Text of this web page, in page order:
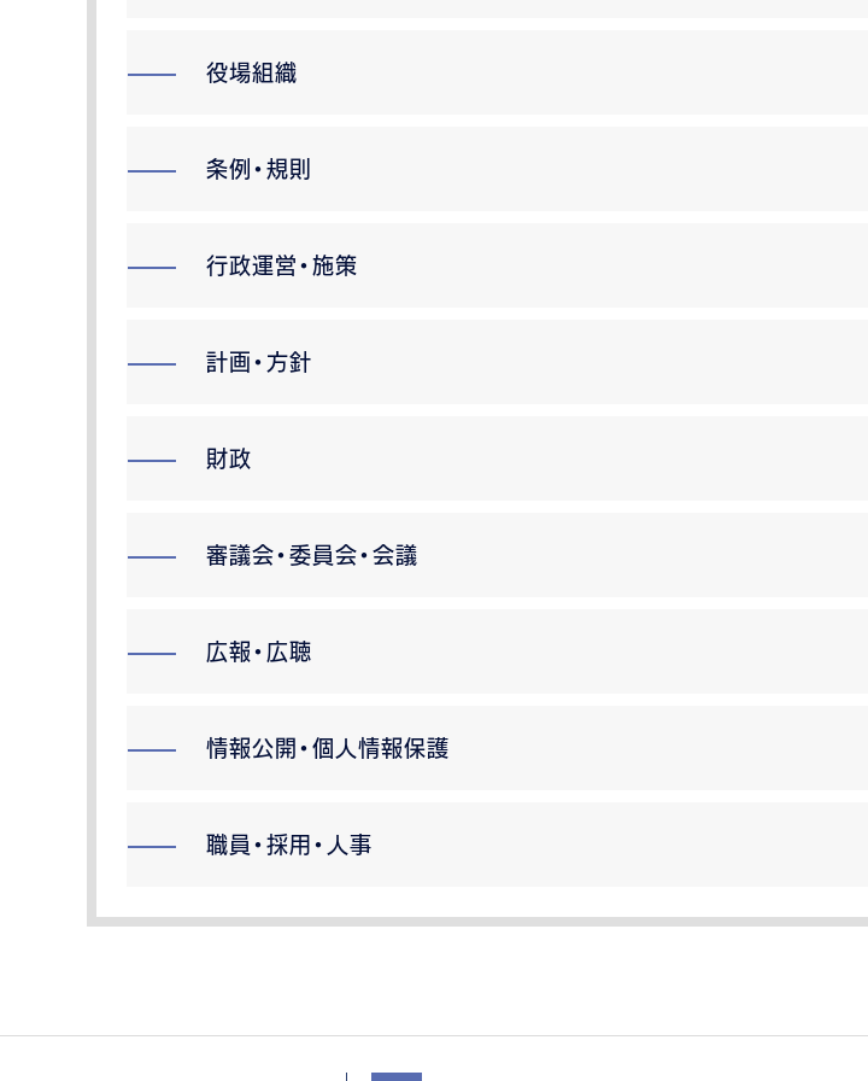
役場組織
条例・規則
行政運営・施策
計画・方針
財政
審議会・委員会・会議
広報・広聴
情報公開・個人情報保護
職員・採用・人事